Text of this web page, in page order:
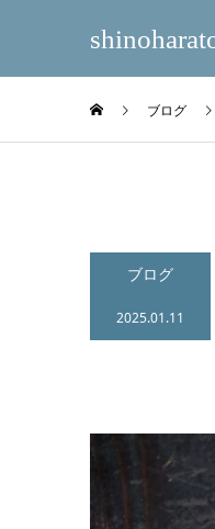
ブログ
ブログ
2025.01.11